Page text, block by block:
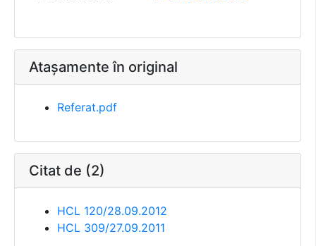
Atașamente în original
Referat.pdf
Citat de (2)
HCL 120/28.09.2012
HCL 309/27.09.2011